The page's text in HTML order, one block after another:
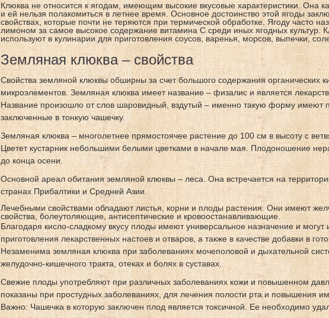
Клюква не относится к ягодам, имеющим высокие вкусовые характеристики. Она
и ей нельзя полакомиться в летнее время. Основное достоинство этой ягоды
свойствах, которые почти не теряются при термической обработке. Ягоду часто
лимоном за самое высокое содержание витамина С среди иных ягодных культур.
используют в кулинарии для приготовления соусов, варенья, морсов, выпечки,
Земляная клюква – свойства
Свойства земляной клюквы обширны за счет большого содержания органических
микроэлементов. Земляная клюква имеет название – физалис и является
Название произошло от слов шаровидный, вздутый – именно такую форму имеют
заключенные в тонкую чашечку.
Земляная клюква – многолетнее прямостоячее растение до 100 см в высоту с
Цветет кустарник небольшими белыми цветками в начале мая. Плодоношение
до конца осени.
Основной ареал обитания земляной клюквы – леса. Она встречается на
странах Прибалтики и Средней Азии.
Лечебными свойствами обладают листья, корни и плоды растения. Они имеют
свойства, болеутоляющие, антисептические и кровоостанавливающие.
Благодаря кисло-сладкому вкусу плоды имеют универсальное назначение и могут
приготовления лекарственных настоев и отваров, а также в качестве добавки в
Незаменима земляная клюква при заболеваниях мочеполовой и дыхательной
желудочно-кишечного тракта, отеках и болях в суставах.
Свежие плоды употребляют при различных заболеваниях кожи и повышенном
показаны при простудных заболеваниях, для лечения полости рта и повышения
Важно: Чашечка в которую заключен плод является токсичной. Ее необходимо